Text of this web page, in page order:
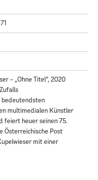
– „Ohne Titel“, 2020
bedeutendsten
multimedialen Künstler
feiert heuer seinen 75.
Österreichische Post
mit einer